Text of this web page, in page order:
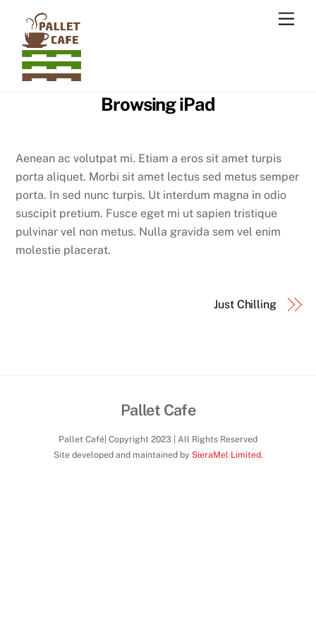
content
Browsing iPad
Aenean ac volutpat mi. Etiam a eros sit amet turpis
porta aliquet. Morbi sit amet lectus sed metus semper
porta. In sed nunc turpis. Ut interdum magna in odio
suscipit pretium. Fusce eget mi ut sapien tristique
pulvinar vel non metus. Nulla gravida sem vel enim
molestie placerat.
Just Chilling
Pallet Cafe
Pallet Café| Copyright 2023 | All Rights Reserved
Site developed and maintained by SieraMel Limited.